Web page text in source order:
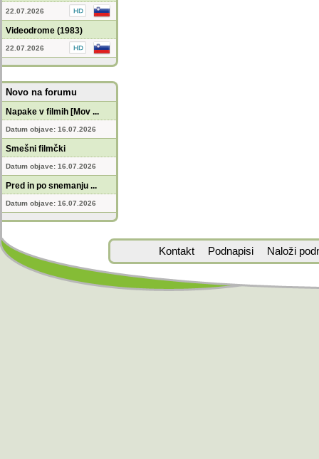
22.07.2026
Videodrome (1983)
22.07.2026
Novo na forumu
Napake v filmih [Mov ...
Datum objave: 16.07.2026
Smešni filmčki
Datum objave: 16.07.2026
Pred in po snemanju ...
Datum objave: 16.07.2026
Kontakt Podnapisi Naloži